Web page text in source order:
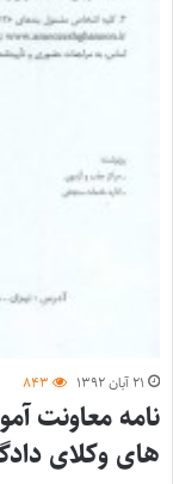
۲۱ آبان ۱۳۹۲ ۸۴۳
نامه معاونت
های وکلای